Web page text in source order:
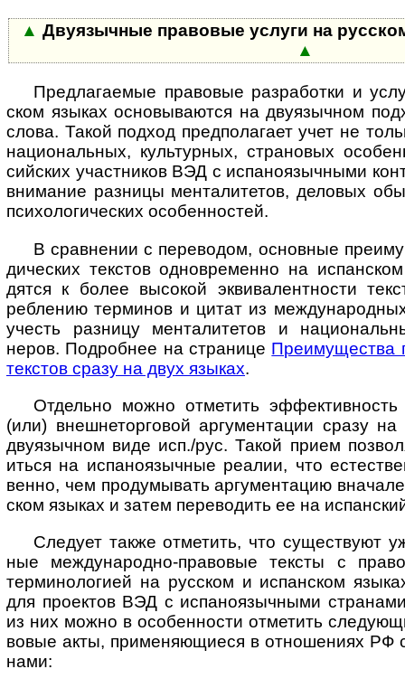
▲ Двуязычные правовые услуги на
▲
Предлагаемые правовые разработки и
ском язы­ках осно­вы­ва­ются на дву­языч­ном
слова. Такой под­ход пред­пола­гает учет не
нацио­наль­ных, куль­тур­ных, стра­но­вых
сийс­ких участ­ников ВЭД с испа­но­языч­ными
вни­ма­ние раз­ницы мен­та­ли­те­тов, дело­вых
психо­логи­чес­ких осо­бен­ностей.
В сравнении с переводом, основные
ди­чес­ких тек­стов одно­вре­менно на
дятся к более высо­кой экви­ва­лент­ности
ребле­нию тер­минов и цитат из
учесть раз­ницу мента­лите­тов и
неров. Подро­бнее на стра­нице Пре­иму­щес­тва
текс­тов сразу на двух языках.
Отдельно можно отметить эффективность
(или) вне­ш­не­тор­го­вой аргу­мен­та­ции сразу
дву­языч­ном виде исп./рус. Такой прием
иться на испа­ноязыч­ные реа­лии, что
венно, чем проду­мывать аргу­мен­та­цию
ском язы­ках и затем пере­во­дить ее на
Следует также отметить, что существуют
ные меж­ду­на­родно-­пра­во­вые тек­сты с
терми­ноло­гией на рус­ском и испан­ском
для проек­тов ВЭД с испа­но­языч­ными
из них можно в осо­бен­ности отме­тить
во­вые акты, приме­няю­щиеся в отно­ше­ниях РФ
нами: